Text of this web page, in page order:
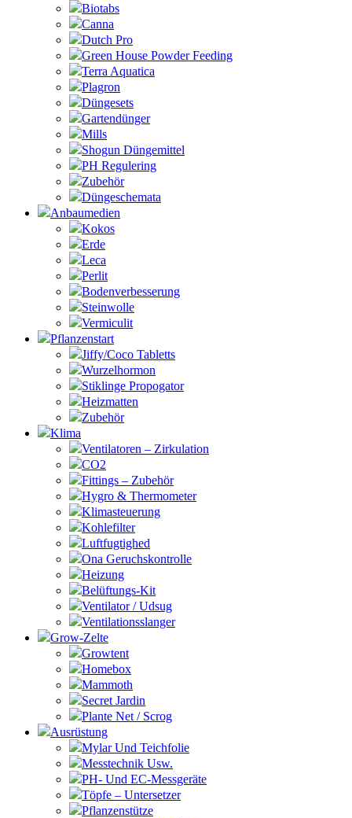
Biotabs
Canna
Dutch Pro
Green House Powder Feeding
Terra Aquatica
Plagron
Düngesets
Gartendünger
Mills
Shogun Düngemittel
PH Regulering
Zubehör
Düngeschemata
Anbaumedien
Kokos
Erde
Leca
Perlit
Bodenverbesserung
Steinwolle
Vermiculit
Pflanzenstart
Jiffy/Coco Tabletts
Wurzelhormon
Stiklinge Propogator
Heizmatten
Zubehör
Klima
Ventilatoren – Zirkulation
CO2
Fittings – Zubehör
Hygro & Thermometer
Klimasteuerung
Kohlefilter
Luftfugtighed
Ona Geruchskontrolle
Heizung
Belüftungs-Kit
Ventilator / Udsug
Ventilationsslanger
Grow-Zelte
Growtent
Homebox
Mammoth
Secret Jardin
Plante Net / Scrog
Ausrüstung
Mylar Und Teichfolie
Messtechnik Usw.
PH- Und EC-Messgeräte
Töpfe – Untersetzer
Pflanzenstütze